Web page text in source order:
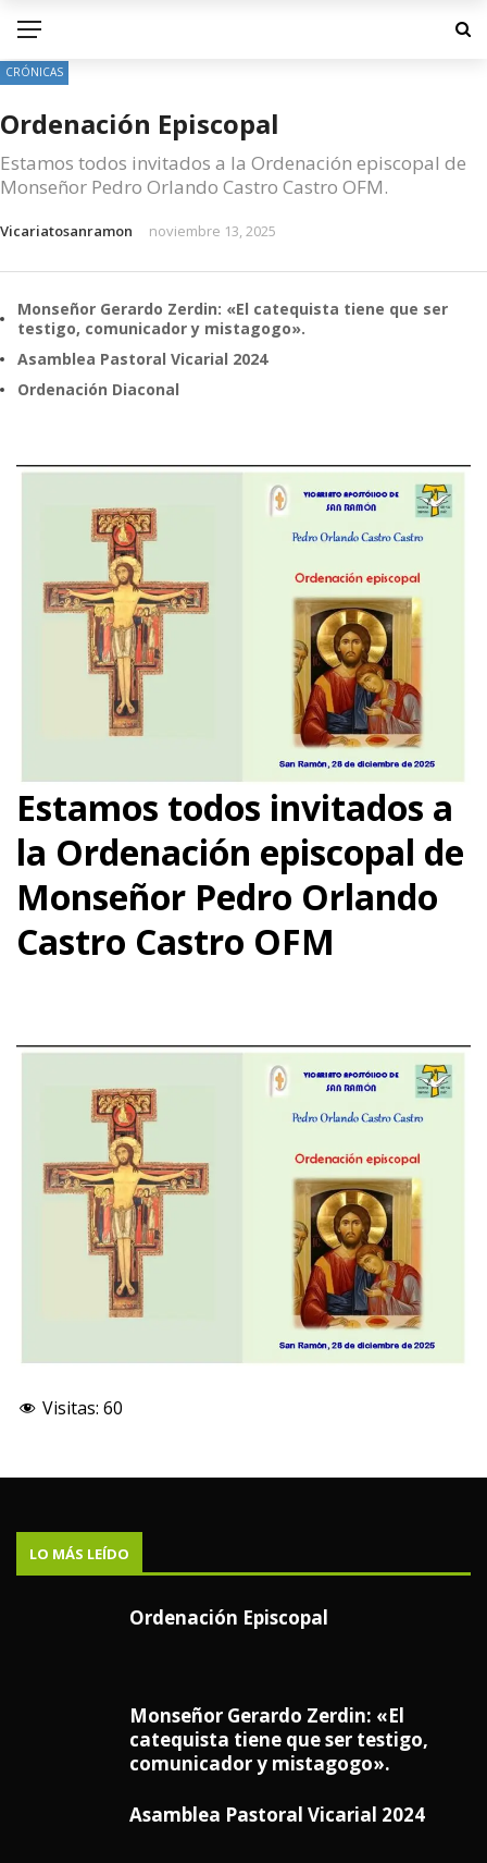
CRÓNICAS
Ordenación Episcopal
Estamos todos invitados a la Ordenación episcopal de
Monseñor Pedro Orlando Castro Castro OFM.
Vicariatosanramon noviembre 13, 2025
Monseñor Gerardo Zerdin: «El catequista tiene que ser
testigo, comunicador y mistagogo».
Asamblea Pastoral Vicarial 2024
Ordenación Diaconal
Estamos todos invitados a
la Ordenación episcopal de
Monseñor Pedro Orlando
Castro Castro OFM
Visitas: 60
LO MÁS LEÍDO
Ordenación Episcopal
Monseñor Gerardo Zerdin: «El
catequista tiene que ser testigo,
comunicador y mistagogo».
Asamblea Pastoral Vicarial 2024